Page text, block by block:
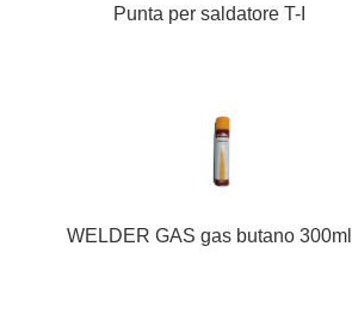
Punta per saldatore T-I
WELDER GAS gas butano 300ml